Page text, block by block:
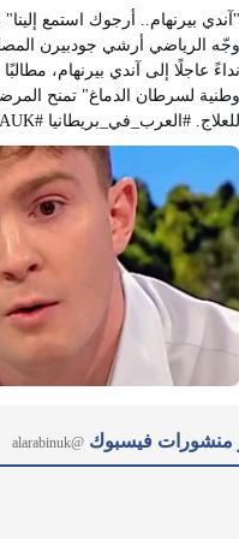
للعلاج. #العرب_في_بريطانيا #AUK
𝕏@alarabinuk · 5 أغسطس 2026
منشورات فيسبوك @alarabinuk